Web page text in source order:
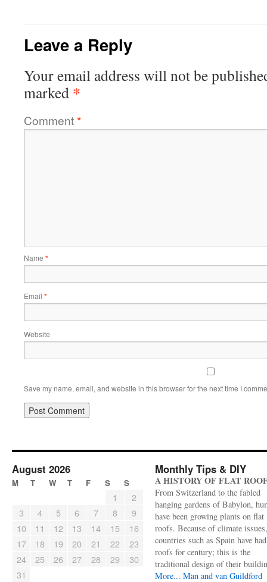
Leave a Reply
Your email address will not be
marked *
Comment*
Name *
Email *
Website
Save my name, email, and website in this browser for the next time I
August 2026
M T W T F S S
1
2
3
4 5 6 7 8
9
10
11 12 13 14 15
16
17
18 19 20 21 22
23
24
25 26 27 28 29
30
31
Monthly Tips & DIY
A HISTORY OF FLAT
From Switzerland to the fabled
hanging gardens of Babylon,
have been growing plants on flat
roofs. Because of climate
countries such as Spain have
roofs for century; this is the
traditional design of their
More... Man and van Guildford